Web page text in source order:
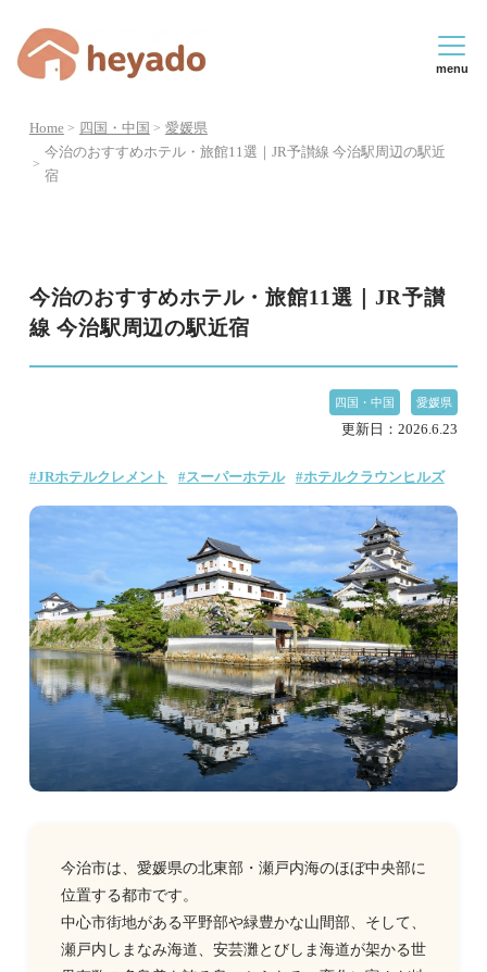
menu
Home 四国・中国
愛媛県
今治のおすすめホテル・旅館11選｜JR予讃線 今治駅周辺の駅近
宿
今治のおすすめホテル・旅館11選｜JR予讃
線 今治駅周辺の駅近宿
四国・中国 愛媛県
更新日：2026.6.23
#JRホテルクレメント #スーパーホテル #ホテルクラウンヒルズ
今治市は、愛媛県の北東部・瀬戸内海のほぼ中央部に
位置する都市です。
中心市街地がある平野部や緑豊かな山間部、そして、
瀬戸内しまなみ海道、安芸灘とびしま海道が架かる世